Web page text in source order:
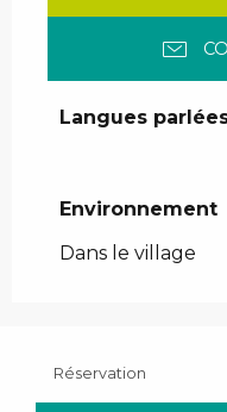
Langues
Langues
Environnement
Environnement
Dans le village
Réservation